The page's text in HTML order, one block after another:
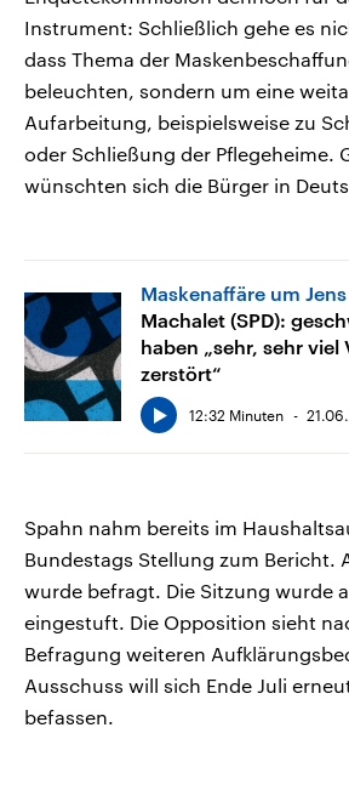
Instrument: Schließlich gehe es
dass Thema der
beleuchten, sondern um eine
Aufarbeitung, beispielsweise zu
oder Schließung der Pflegeheime.
wünschten sich die Bürger in
Maskenaffäre um
Machalet (SPD):
haben „sehr, sehr viel
zerstört“
12:32 Minuten
Spahn nahm bereits im
Bundestags Stellung zum Bericht.
wurde befragt. Die Sitzung wurde
eingestuft. Die Opposition sieht
Befragung weiteren
Ausschuss will sich Ende Juli
befassen.